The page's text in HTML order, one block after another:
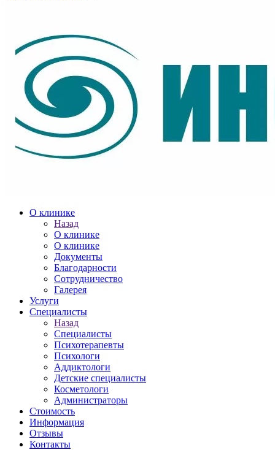
О клинике
Назад
О клинике
О клинике
Документы
Благодарности
Сотрудничество
Галерея
Услуги
Специалисты
Назад
Специалисты
Психотерапевты
Психологи
Аддиктологи
Детские специалисты
Косметологи
Администраторы
Стоимость
Информация
Отзывы
Контакты